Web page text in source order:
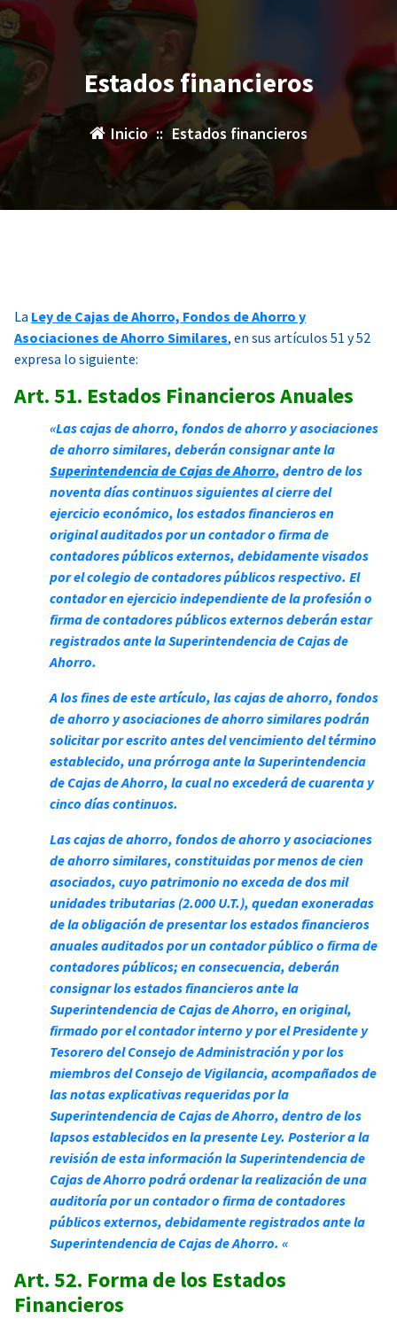
Estados financieros
Inicio :: Estados financieros
La Ley de Cajas de Ahorro, Fondos de Ahorro y
Asociaciones de Ahorro Similares, en sus artículos 51 y 52
expresa lo siguiente:
Art. 51. Estados Financieros Anuales
«Las cajas de ahorro, fondos de ahorro y asociaciones
de ahorro similares, deberán consignar ante la
Superintendencia de Cajas de Ahorro, dentro de los
noventa días continuos siguientes al cierre del
ejercicio económico, los estados financieros en
original auditados por un contador o firma de
contadores públicos externos, debidamente visados
por el colegio de contadores públicos respectivo. El
contador en ejercicio independiente de la profesión o
firma de contadores públicos externos deberán estar
registrados ante la Superintendencia de Cajas de
Ahorro.
A los fines de este artículo, las cajas de ahorro, fondos
de ahorro y asociaciones de ahorro similares podrán
solicitar por escrito antes del vencimiento del término
establecido, una prórroga ante la Superintendencia
de Cajas de Ahorro, la cual no excederá de cuarenta y
cinco días continuos.
Las cajas de ahorro, fondos de ahorro y asociaciones
de ahorro similares, constituidas por menos de cien
asociados, cuyo patrimonio no exceda de dos mil
unidades tributarias (2.000 U.T.), quedan exoneradas
de la obligación de presentar los estados financieros
anuales auditados por un contador público o firma de
contadores públicos; en consecuencia, deberán
consignar los estados financieros ante la
Superintendencia de Cajas de Ahorro, en original,
firmado por el contador interno y por el Presidente y
Tesorero del Consejo de Administración y por los
miembros del Consejo de Vigilancia, acompañados de
las notas explicativas requeridas por la
Superintendencia de Cajas de Ahorro, dentro de los
lapsos establecidos en la presente Ley. Posterior a la
revisión de esta información la Superintendencia de
Cajas de Ahorro podrá ordenar la realización de una
auditoría por un contador o firma de contadores
públicos externos, debidamente registrados ante la
Superintendencia de Cajas de Ahorro. «
Art. 52. Forma de los Estados
Financieros